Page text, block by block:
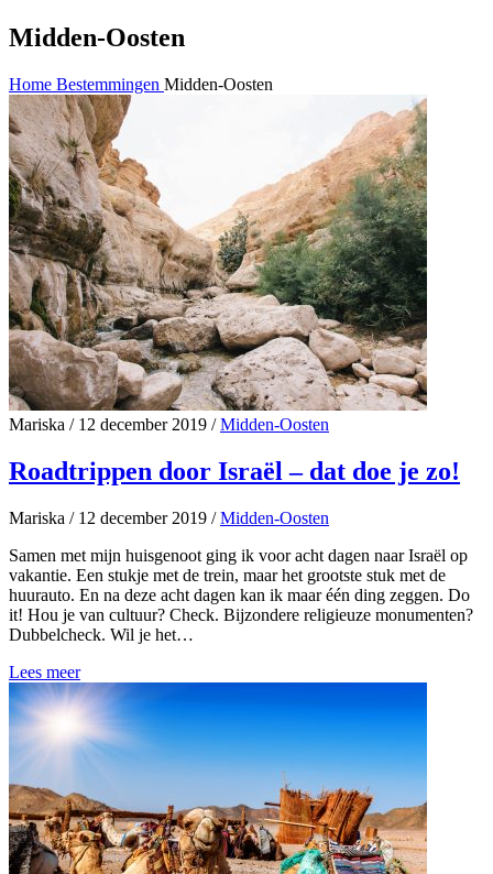
Midden-Oosten
Home Bestemmingen Midden-Oosten
Mariska /12 december 2019 / Midden-Oosten
Roadtrippen door Israël – dat doe je zo!
Mariska /12 december 2019 / Midden-Oosten
Samen met mijn huisgenoot ging ik voor acht dagen naar Israël op
vakantie. Een stukje met de trein, maar het grootste stuk met de
huurauto. En na deze acht dagen kan ik maar één ding zeggen. Do
it! Hou je van cultuur? Check. Bijzondere religieuze monumenten?
Dubbelcheck. Wil je het…
Lees meer